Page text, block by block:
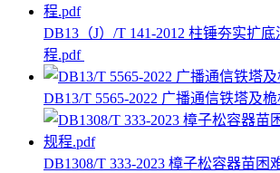
DB13（J）/T 141-2012 柱锤夯实扩
程.pdf
DB13/T 5565-2022 广播通信铁塔及
DB1308/T 333-2023 樟子松容器苗困